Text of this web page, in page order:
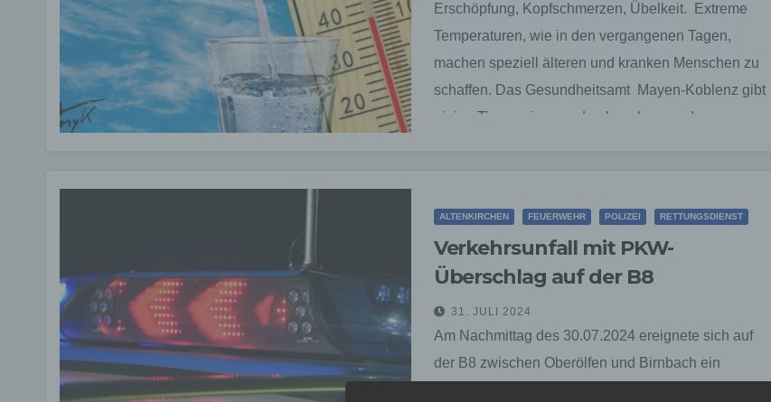
Erschöpfung, Kopfschmerzen, Übelkeit. Extreme
Temperaturen, wie in den vergangenen Tagen,
machen speziell älteren und kranken Menschen zu
schaffen. Das Gesundheitsamt Mayen-Koblenz gibt
einige Tipps, wie man durch vorbeugende
ALTENKIRCHEN FEUERWEHR POLIZEI RETTUNGSDIENST
Verkehrsunfall mit PKW-
Überschlag auf der B8
31. JULI 2024
Am Nachmittag des 30.07.2024 ereignete sich auf
der B8 zwischen Oberölfen und Birnbach ein